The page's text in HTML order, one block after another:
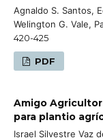
Agnaldo S. Santos,
Welington G. Vale,
420-425
PDF
Amigo
para plantio
Israel Silvestre Vaz